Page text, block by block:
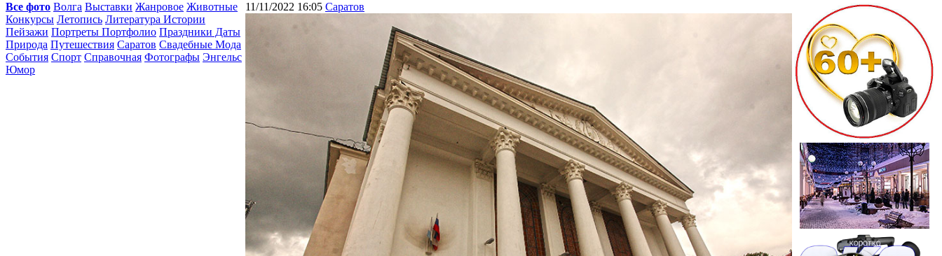
Все фото Волга Выставки Жанровое Животные
Конкурсы Летопись Литература Истории
Пейзажи Портреты Портфолио Праздники Даты
Природа Путешествия Саратов Свадебные Мода
События Спорт Справочная Фотографы Энгельс
Юмор
11/11/2022 16:05 Саратов